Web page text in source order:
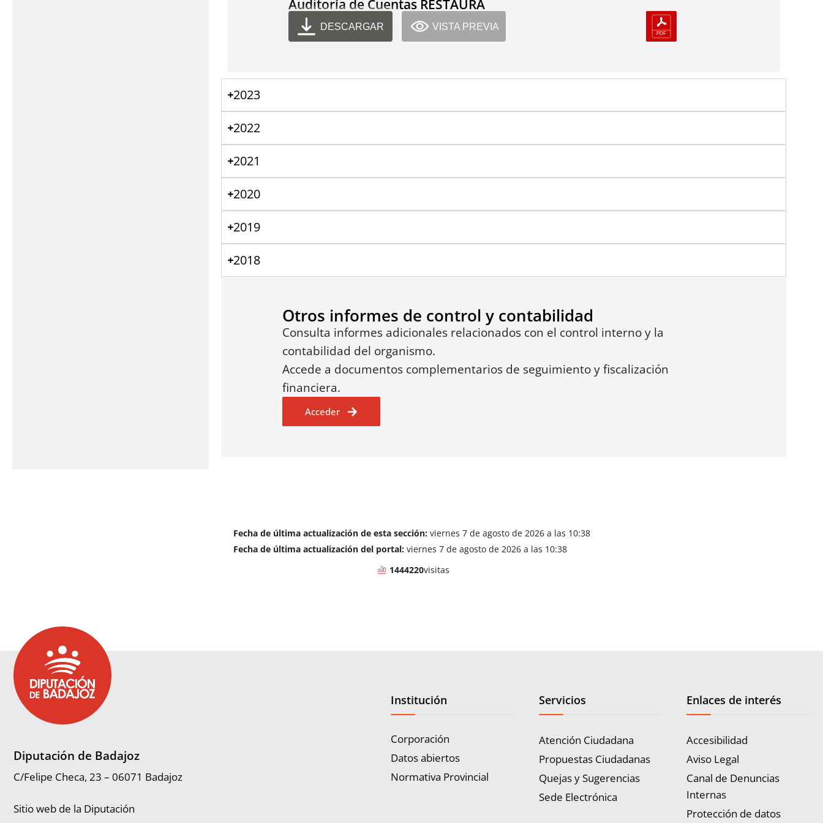
Auditoría de Cuentas RESTAURA
DESCARGAR VISTA PREVIA
2023
2022
2021
2020
2019
2018
Otros informes de control y contabilidad
Consulta informes adicionales relacionados con el control interno y la
contabilidad del organismo.
Accede a documentos complementarios de seguimiento y fiscalización
financiera.
Acceder
Fecha de última actualización de esta sección:viernes 7 de agosto de 2026 a las 10:38
Fecha de última actualización del portal:viernes 7 de agosto de 2026 a las 10:38
1444220visitas
Diputación de Badajoz
C/Felipe Checa, 23 – 06071 Badajoz
Sitio web de la Diputación
Institución
Corporación
Datos abiertos
Normativa Provincial
Servicios
Atención Ciudadana
Propuestas Ciudadanas
Quejas y Sugerencias
Sede Electrónica
Enlaces de interés
Accesibilidad
Aviso Legal
Canal de Denuncias
Internas
Protección de datos